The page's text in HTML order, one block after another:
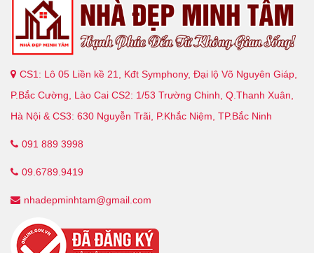
CS1: Lô 05 Liền kề 21, Kđt Symphony, Đại lộ Võ Nguyên Giáp,
P.Bắc Cường, Lào Cai CS2: 1/53 Trường Chinh, Q.Thanh Xuân,
Hà Nội & CS3: 630 Nguyễn Trãi, P.Khắc Niệm, TP.Bắc Ninh
091 889 3998
09.6789.9419
nhadepminhtam@gmail.com